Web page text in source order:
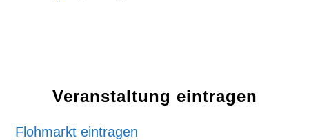
Veranstaltung eintragen
Flohmarkt eintragen